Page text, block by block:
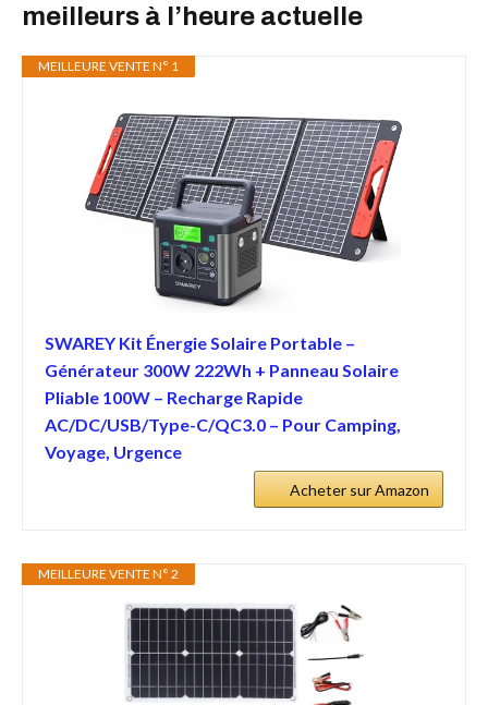
meilleurs à l’heure actuelle
MEILLEURE VENTE N° 1
SWAREY Kit Énergie Solaire Portable –
Générateur 300W 222Wh + Panneau Solaire
Pliable 100W – Recharge Rapide
AC/DC/USB/Type-C/QC3.0 – Pour Camping,
Voyage, Urgence
Acheter sur Amazon
MEILLEURE VENTE N° 2